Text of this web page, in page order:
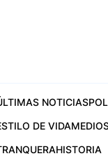
NOTICIAS
DE VIDA
HISTORIA